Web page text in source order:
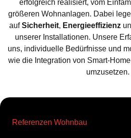
erfolgreich realisiert, vom
größeren Wohnanlagen. Dabei
aufSicherheit, Energieeffizienz
unserer Installationen. Unsere
uns, individuelle Bedürfnisse und
wie die Integration von Smart-
umzusetzen.
Referenzen Wohnbau